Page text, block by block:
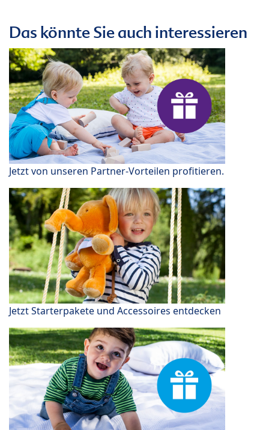
Das könnte Sie auch interessieren
Jetzt von unseren Partner-Vorteilen profitieren.
Jetzt Starterpakete und Accessoires entdecken